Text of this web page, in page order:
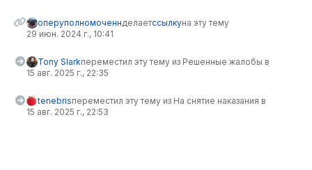
оперуполномоченнделаетссылкуна эту тему
29 июн. 2024 г., 10:41
Tony Slarkпереместил эту тему из Решенные жалобы в
15 авг. 2025 г., 22:35
tenebrisпереместил эту тему из На снятие наказания в
15 авг. 2025 г., 22:53